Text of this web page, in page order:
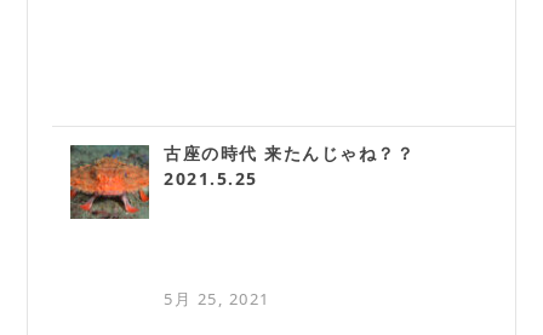
古座の時代 来たんじゃね？？
2021.5.25
5月 25, 2021